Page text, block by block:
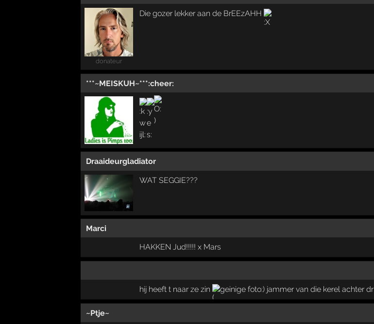
donateur
Die gozer lekker aan de BrEEzAHH
***~MEISKUH~***:cheer:
Draaideurgladiator
WAT SEGGIE???
Marci
HAKKEN Jud!!!!! x Mars
hij heeft t naar ze zin geinige foto:) jammer van die kerel achter dr
~Ptje~